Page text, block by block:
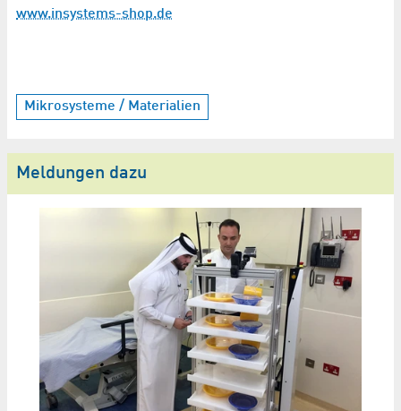
www.insystems-shop.de
Mikrosysteme / Materialien
Meldungen dazu